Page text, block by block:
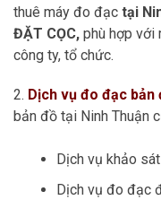
thuê máy đo đạc tại
ĐẶT CỌC, phù hợp với
công ty, tổ chức.
2. Dịch vụ đo đạc bản
bản đồ tại Ninh Thuận
Dịch vụ khảo
Dịch vụ đo đạc